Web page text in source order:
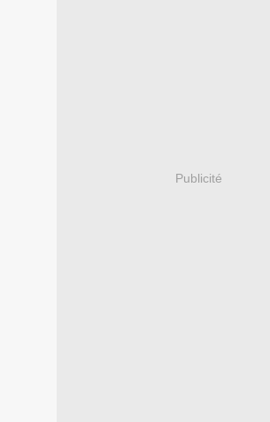
Publicité